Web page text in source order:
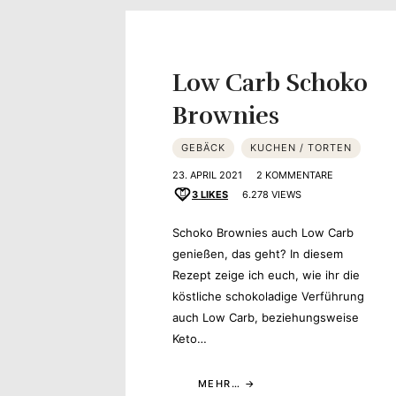
zeigt
Ihren
Low Carb Schoko
Brownies
GEBÄCK KUCHEN / TORTEN
23. APRIL 2021
2 KOMMENTARE
3 LIKES 6.278 VIEWS
Schoko Brownies auch Low Carb
genießen, das geht? In diesem
Rezept zeige ich euch, wie ihr die
köstliche schokoladige Verführung
auch Low Carb, beziehungsweise
Keto…
MEHR…